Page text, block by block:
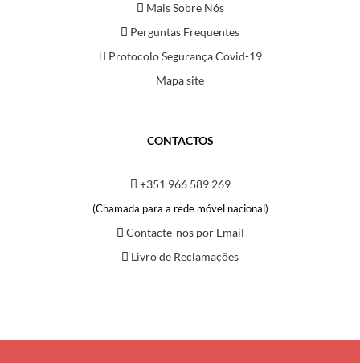
Mais Sobre Nós
Perguntas Frequentes
Protocolo Segurança Covid-19
Mapa site
CONTACTOS
+351 966 589 269
(Chamada para a rede móvel nacional)
Contacte-nos por Email
Livro de Reclamações